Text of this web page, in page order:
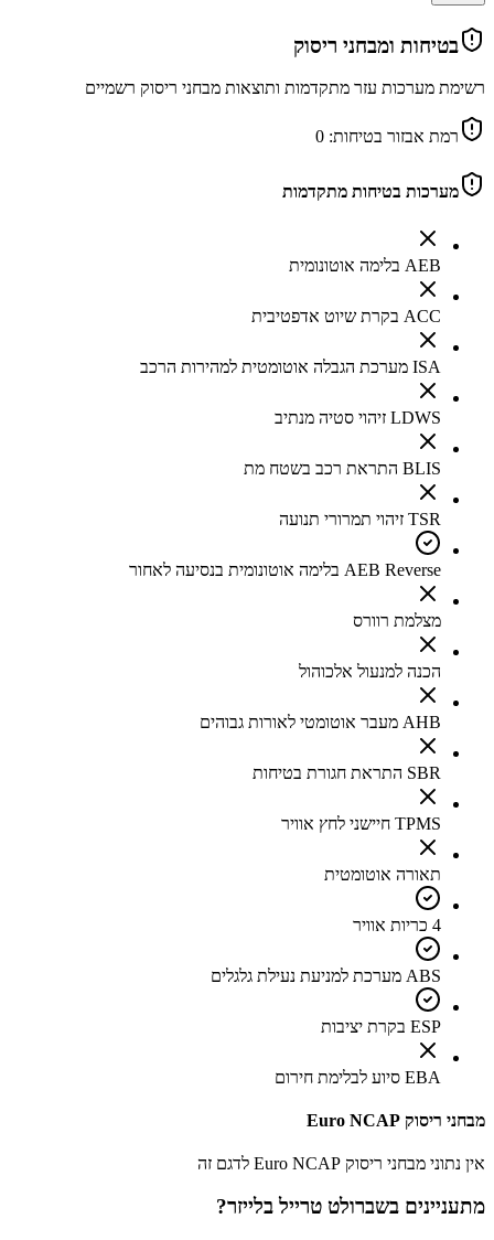
בטיחות ומבחני ריסוק
רשימת מערכות עזר מתקדמות ותוצאות מבחני ריסוק רשמיים
רמת אבזור בטיחות: 0
מערכות בטיחות מתקדמות
AEB בלימה אוטונומית
ACC בקרת שיוט אדפטיבית
ISA מערכת הגבלה אוטומטית למהירות הרכב
LDWS זיהוי סטיה מנתיב
BLIS התראת רכב בשטח מת
TSR זיהוי תמרורי תנועה
AEB Reverse בלימה אוטונומית בנסיעה לאחור
מצלמת רוורס
הכנה למנעול אלכוהול
AHB מעבר אוטומטי לאורות גבוהים
SBR התראת חגורת בטיחות
TPMS חיישני לחץ אוויר
תאורה אוטומטית
4 כריות אוויר
ABS מערכת למניעת נעילת גלגלים
ESP בקרת יציבות
EBA סיוע לבלימת חירום
מבחני ריסוק Euro NCAP
אין נתוני מבחני ריסוק Euro NCAP לדגם זה
מתעניינים בשברולט טרייל בלייזר?